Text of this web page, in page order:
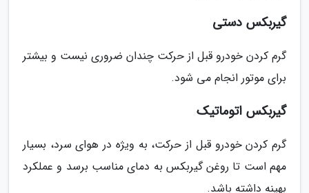
گیربکس دستی
گرم کردن خودرو قبل از حرکت چندان ضروری نیست و بیشتر
برای موتور انجام می شود.
گیربکس اتوماتیک
گرم کردن خودرو قبل از حرکت، به ویژه در هوای سرد، بسیار
مهم است تا روغن گیربکس به دمای مناسب برسد و عملکرد
بهینه داشته باشد.